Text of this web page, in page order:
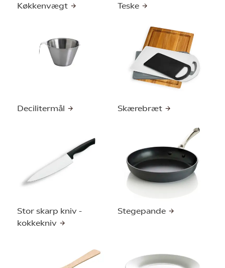
Køkkenvægt Teske
Decilitermål Skærebræt
Stor skarp kniv -
kokkekniv
Stegepande